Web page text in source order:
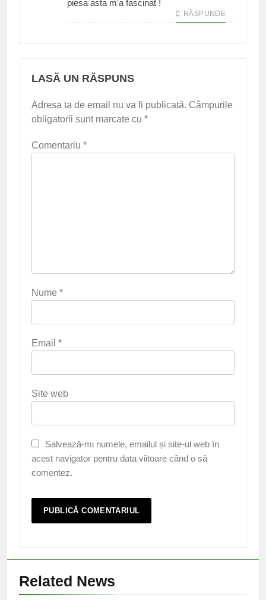
piesa asta m'a fascinat !
RĂSPUNDE
LASĂ UN RĂSPUNS
Adresa ta de email nu va fi publicată. Câmpurile
obligatorii sunt marcate cu *
Comentariu *
Nume *
Email *
Site web
Salvează-mi numele, emailul și site-ul web în
acest navigator pentru data viitoare când o să
comentez.
Related News